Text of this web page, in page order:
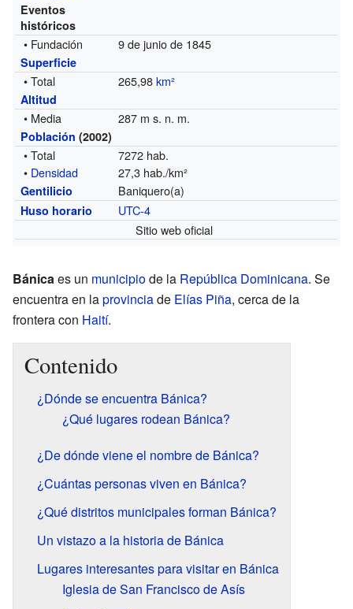
Eventos
históricos
• Fundación 9 de junio de 1845
Superficie
• Total 265,98km²
Altitud
• Media 287 m s. n. m.
Población (2002)
• Total
7272 hab.
• Densidad 27,3 hab./km²
Gentilicio Baniquero(a)
Huso horario
UTC-4
Sitio web oficial
Bánicaes un municipiode la República Dominicana. Se
encuentra en laprovinciade Elías Piña, cerca de la
frontera con Haití.
Contenido
¿Dónde se encuentra Bánica?
¿Qué lugares rodean Bánica?
¿De dónde viene el nombre de Bánica?
¿Cuántas personas viven en Bánica?
¿Qué distritos municipales forman Bánica?
Un vistazo a la historia de Bánica
Lugares interesantes para visitar en Bánica
Iglesia de San Francisco de Asís